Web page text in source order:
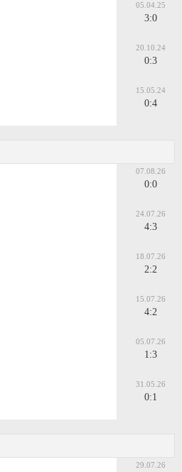
05.04.25
3:0
20.10.24
0:3
15.05.24
0:4
07.08.26
0:0
24.07.26
4:3
18.07.26
2:2
15.07.26
4:2
05.07.26
1:3
31.05.26
0:1
29.07.26